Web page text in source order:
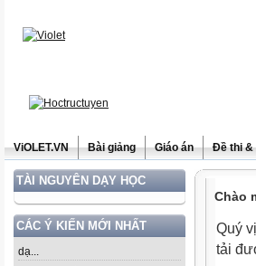
ViOLET.VN Bài giảng Giáo án Đề thi &
TÀI NGUYÊN DẠY HỌC
CÁC Ý KIẾN MỚI NHẤT
dạ...
Chào
Quý
tải